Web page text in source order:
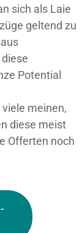
sich als Laie
geltend zu
aus
Potential
meinen,
diese meist
Offerten noch